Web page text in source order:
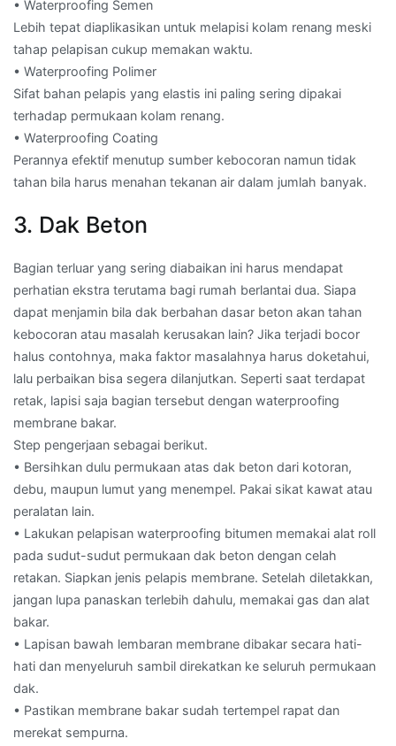
• Waterproofing Semen
Lebih tepat diaplikasikan untuk melapisi kolam renang meski
tahap pelapisan cukup memakan waktu.
• Waterproofing Polimer
Sifat bahan pelapis yang elastis ini paling sering dipakai
terhadap permukaan kolam renang.
• Waterproofing Coating
Perannya efektif menutup sumber kebocoran namun tidak
tahan bila harus menahan tekanan air dalam jumlah banyak.
3. Dak Beton
Bagian terluar yang sering diabaikan ini harus mendapat
perhatian ekstra terutama bagi rumah berlantai dua. Siapa
dapat menjamin bila dak berbahan dasar beton akan tahan
kebocoran atau masalah kerusakan lain? Jika terjadi bocor
halus contohnya, maka faktor masalahnya harus doketahui,
lalu perbaikan bisa segera dilanjutkan. Seperti saat terdapat
retak, lapisi saja bagian tersebut dengan waterproofing
membrane bakar.
Step pengerjaan sebagai berikut.
• Bersihkan dulu permukaan atas dak beton dari kotoran,
debu, maupun lumut yang menempel. Pakai sikat kawat atau
peralatan lain.
• Lakukan pelapisan waterproofing bitumen memakai alat roll
pada sudut-sudut permukaan dak beton dengan celah
retakan. Siapkan jenis pelapis membrane. Setelah diletakkan,
jangan lupa panaskan terlebih dahulu, memakai gas dan alat
bakar.
• Lapisan bawah lembaran membrane dibakar secara hati-
hati dan menyeluruh sambil direkatkan ke seluruh permukaan
dak.
• Pastikan membrane bakar sudah tertempel rapat dan
merekat sempurna.